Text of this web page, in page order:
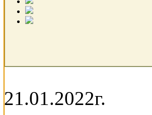
21.01.2022г.